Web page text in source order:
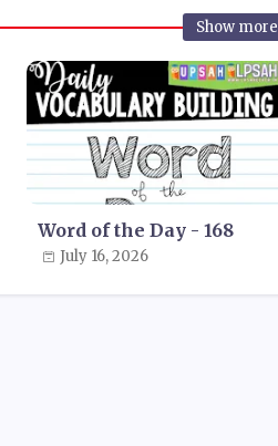
Show more
Word of the Day - 168
July 16, 2026